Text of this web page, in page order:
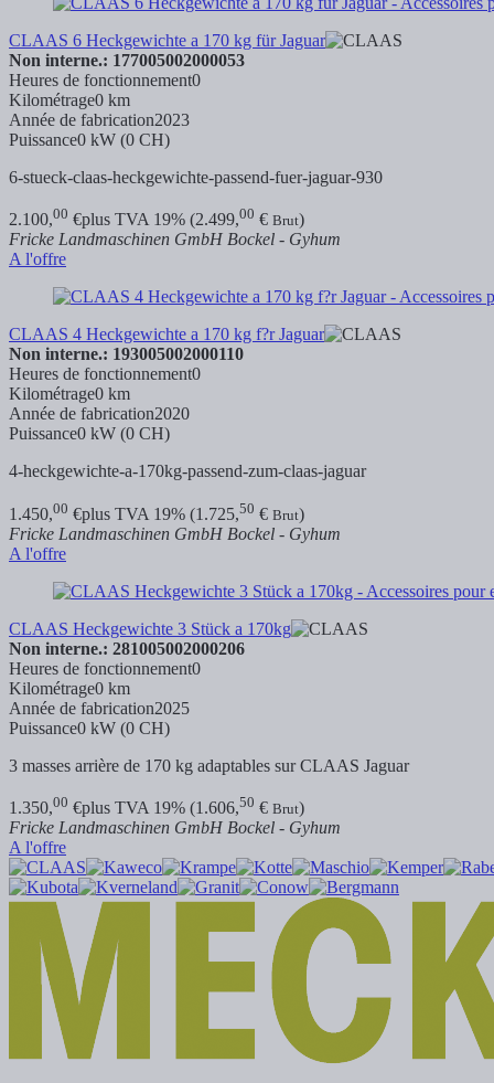
CLAAS 6 Heckgewichte a 170 kg für Jaguar
Non interne.: 177005002000053
Heures de fonctionnement0
Kilométrage0 km
Année de fabrication2023
Puissance0 kW (0 CH)
6-stueck-claas-heckgewichte-passend-fuer-jaguar-930
2.100,00 €plus TVA 19% (2.499,00 € Brut)
Fricke Landmaschinen GmbH Bockel - Gyhum
A l'offre
CLAAS 4 Heckgewichte a 170 kg f?r Jaguar
Non interne.: 193005002000110
Heures de fonctionnement0
Kilométrage0 km
Année de fabrication2020
Puissance0 kW (0 CH)
4-heckgewichte-a-170kg-passend-zum-claas-jaguar
1.450,00 €plus TVA 19% (1.725,50 € Brut)
Fricke Landmaschinen GmbH Bockel - Gyhum
A l'offre
CLAAS Heckgewichte 3 Stück a 170kg
Non interne.: 281005002000206
Heures de fonctionnement0
Kilométrage0 km
Année de fabrication2025
Puissance0 kW (0 CH)
3 masses arrière de 170 kg adaptables sur CLAAS Jaguar
1.350,00 €plus TVA 19% (1.606,50 € Brut)
Fricke Landmaschinen GmbH Bockel - Gyhum
A l'offre